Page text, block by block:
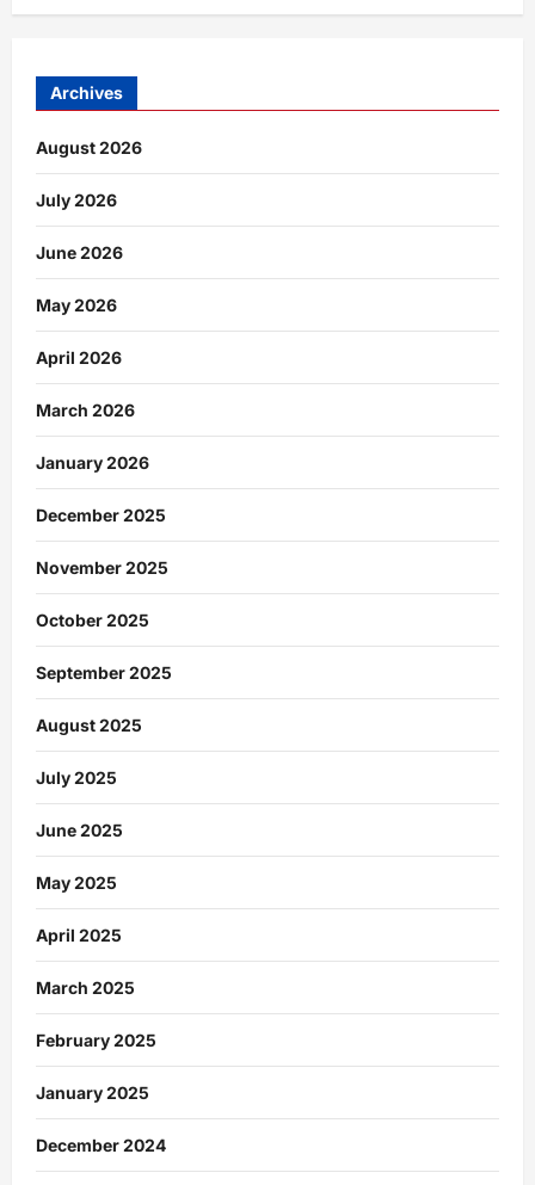
Archives
August 2026
July 2026
June 2026
May 2026
April 2026
March 2026
January 2026
December 2025
November 2025
October 2025
September 2025
August 2025
July 2025
June 2025
May 2025
April 2025
March 2025
February 2025
January 2025
December 2024